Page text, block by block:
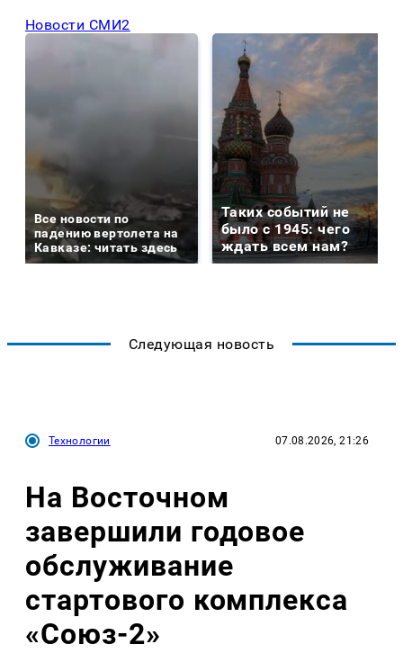
Новости СМИ2
Все новости по
падению вертолета на
Кавказе: читать здесь
Таких событий не
было с 1945: чего
ждать всем нам?
Следующая новость
Технологии 07.08.2026, 21:26
На Восточном
завершили годовое
обслуживание
стартового комплекса
«Союз-2»